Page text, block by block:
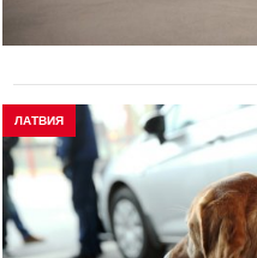
ЛАТВИЯ